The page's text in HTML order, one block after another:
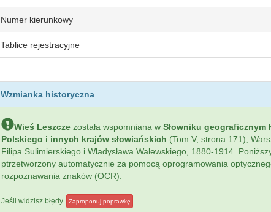
Numer kierunkowy
Tablice rejestracyjne
Wzmianka historyczna
Wieś Leszcze została wspomniana w Słowniku geograficznym
Polskiego i innych krajów słowiańskich (Tom V, strona 171),
Filipa Sulimierskiego i Władysława Walewskiego, 1880-1914.
ptrzetworzony automatycznie za pomocą oprogramowania
rozpoznawania znaków (OCR).
Jeśli widzisz błędy Zaproponuj poprawkę